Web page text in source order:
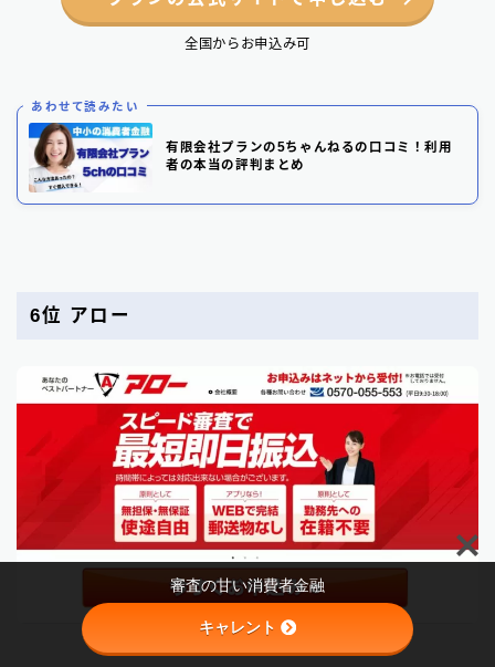
Follow Me
全国からお申込み可
あわせて読みたい
有限会社プランの5ちゃんねるの口コミ！利用
者の本当の評判まとめ
6位 アロー
アローの公式サイト
審査の甘い消費者金融
キャレント